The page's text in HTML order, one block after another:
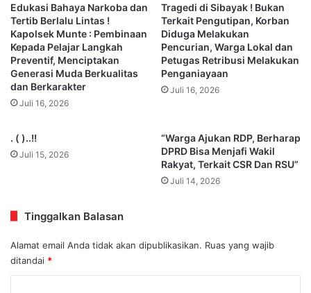
Edukasi Bahaya Narkoba dan
Tertib Berlalu Lintas !
Kapolsek Munte : Pembinaan
Kepada Pelajar Langkah
Preventif, Menciptakan
Generasi Muda Berkualitas
dan Berkarakter
Juli 16, 2026
Tragedi di Sibayak ! Bukan
Terkait Pengutipan, Korban
Diduga Melakukan
Pencurian, Warga Lokal dan
Petugas Retribusi Melakukan
Penganiayaan
Juli 16, 2026
. ( )..!!
Juli 15, 2026
“Warga Ajukan RDP, Berharap
DPRD Bisa Menjafi Wakil
Rakyat, Terkait CSR Dan RSU”
Juli 14, 2026
Tinggalkan Balasan
Alamat email Anda tidak akan dipublikasikan. Ruas yang wajib
ditandai *